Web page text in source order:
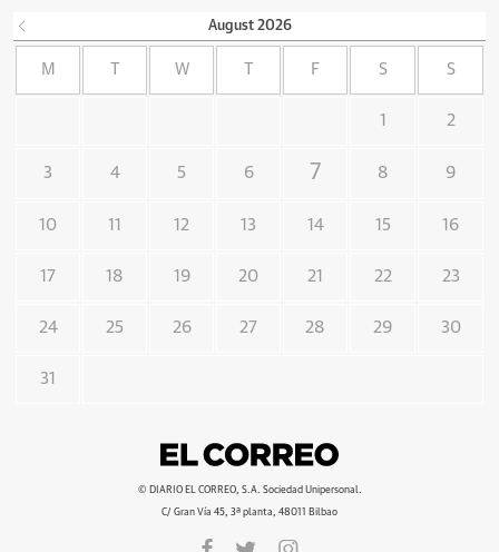
August 2026
M W F S S
1 2
3 4 5 6 7 8 9
10 11 12 13 14 15 16
17 18 19 20 21 22 23
24 25 26 27 28 29 30
31
© DIARIO EL CORREO, S.A. Sociedad Unipersonal.
C/ Gran Vía 45, 3ª planta, 48011 Bilbao